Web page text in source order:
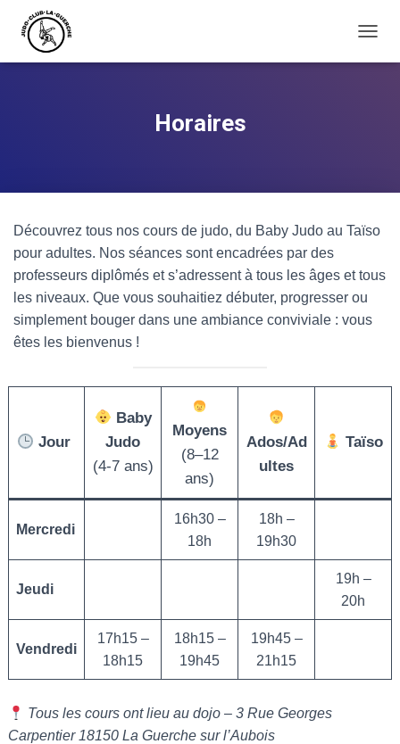
U
E
A
A
A
Horaires
Découvrez tous nos cours de judo, du Baby Judo au Taïso
pour adultes. Nos séances sont encadrées par des
professeurs diplômés et s’adressent à tous les âges et tous
les niveaux. Que vous souhaitiez débuter, progresser ou
simplement bouger dans une ambiance conviviale : vous
êtes les bienvenus !
Jour
Baby
Judo
(4-7 ans)
Moyens
(8–12
ans)
Ados/Ad
ultes
Taïso
Mercredi
16h30 –
18h
18h –
19h30
Jeudi
19h –
20h
Vendredi
17h15 –
18h15
18h15 –
19h45
19h45 –
21h15
Tous les cours ont lieu au dojo – 3 Rue Georges
Carpentier 18150 La Guerche sur l’Aubois